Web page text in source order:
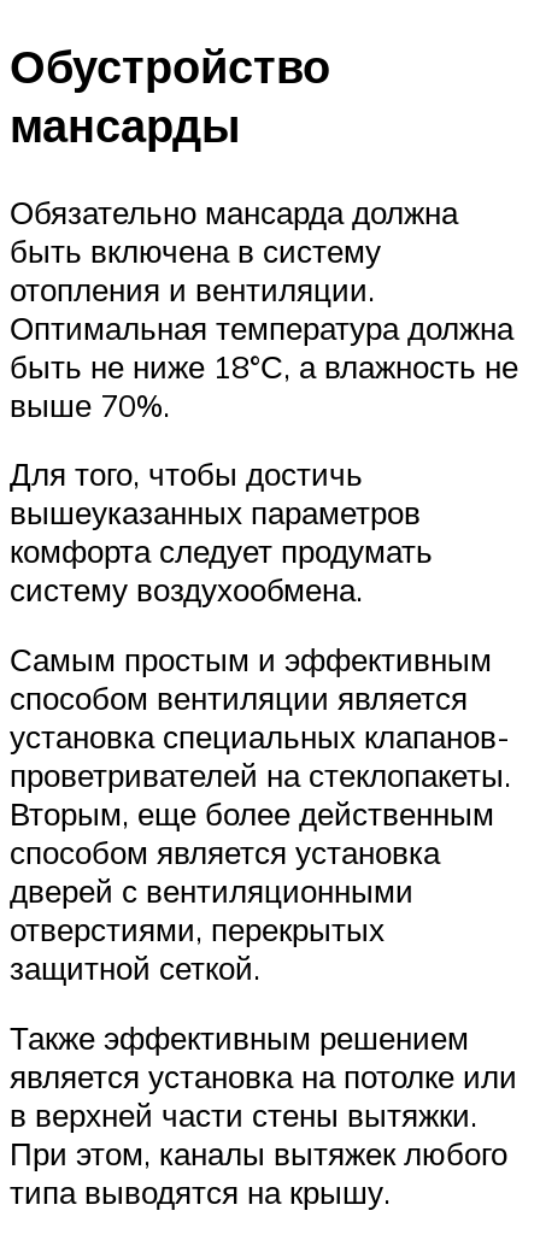
Обустройство
мансарды
Обязательно мансарда должна
быть включена в систему
отопления и вентиляции.
Оптимальная температура должна
быть не ниже 18°С, а влажность не
выше 70%.
Для того, чтобы достичь
вышеуказанных параметров
комфорта следует продумать
систему воздухообмена.
Самым простым и эффективным
способом вентиляции является
установка специальных клапанов-
проветривателей на стеклопакеты.
Вторым, еще более действенным
способом является установка
дверей с вентиляционными
отверстиями, перекрытых
защитной сеткой.
Также эффективным решением
является установка на потолке или
в верхней части стены вытяжки.
При этом, каналы вытяжек любого
типа выводятся на крышу.